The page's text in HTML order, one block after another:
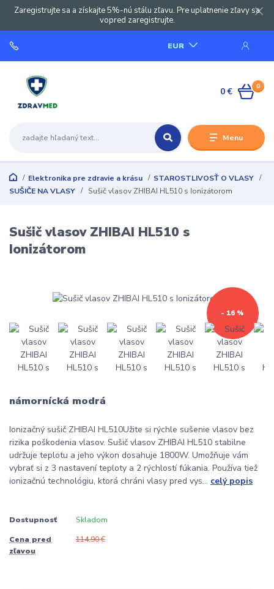
Zaregistrujte sa a získajte 5%-nú stálu zľavu. Pre uplatnenie zľavy sa
vopred zaregistrujte.
Menu
EUR
0
0 €
Elektronika pre zdravie a krásu
STAROSTLIVOSŤ O VLASY
SUŠIČE NA VLASY
Sušič vlasov ZHIBAI HL510 s Ionizátorom
Sušič vlasov ZHIBAI HL510 s
Ionizátorom
- 16 %
námornícká modrá
Ionizačný sušič ZHIBAI HL510Užite si rýchle sušenie vlasov bez
rizika poškodenia vlasov. Sušič vlasov ZHIBAI HL510 stabilne
udržuje teplotu a jeho výkon dosahuje 1800W. Umožňuje vám
vybrať si z 3 nastavení teploty a 2 rýchlostí fúkania. Používa tiež
ionizačnú technológiu, ktorá chráni vlasy pred vys... celý popis
Dostupnosť Skladom
Cena pred
zľavou
114,90 €